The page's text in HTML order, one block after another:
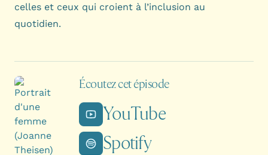
celles et ceux qui croient à l’inclusion au
quotidien.
Écoutez cet épisode
YouTube
Spotify